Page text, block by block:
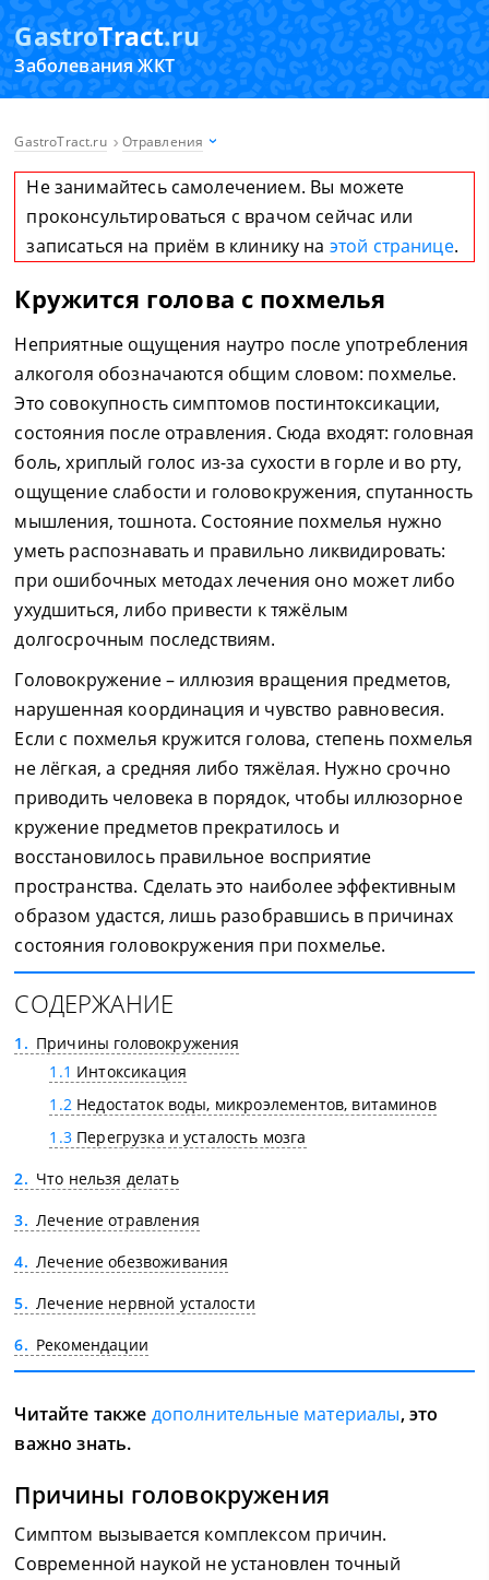
GastroTract.ru
Заболевания ЖКТ
GastroTract.ru Отравления
Не занимайтесь самолечением. Вы можете
проконсультироваться с врачом сейчас или
записаться на приём в клинику на этой странице.
Кружится голова с похмелья
Неприятные ощущения наутро после употребления
алкоголя обозначаются общим словом: похмелье.
Это совокупность симптомов постинтоксикации,
состояния после отравления. Сюда входят: головная
боль, хриплый голос из-за сухости в горле и во рту,
ощущение слабости и головокружения, спутанность
мышления, тошнота. Состояние похмелья нужно
уметь распознавать и правильно ликвидировать:
при ошибочных методах лечения оно может либо
ухудшиться, либо привести к тяжёлым
долгосрочным последствиям.
Головокружение – иллюзия вращения предметов,
нарушенная координация и чувство равновесия.
Если с похмелья кружится голова, степень похмелья
не лёгкая, а средняя либо тяжёлая. Нужно срочно
приводить человека в порядок, чтобы иллюзорное
кружение предметов прекратилось и
восстановилось правильное восприятие
пространства. Сделать это наиболее эффективным
образом удастся, лишь разобравшись в причинах
состояния головокружения при похмелье.
СОДЕРЖАНИЕ
1
Причины головокружения
1.1 Интоксикация
1.2Недостаток воды, микроэлементов, витаминов
1.3Перегрузка и усталость мозга
2
Что нельзя делать
3
Лечение отравления
4
Лечение обезвоживания
5
Лечение нервной усталости
6
Рекомендации
Читайте также дополнительные материалы, это
важно знать.
Причины головокружения
Симптом вызывается комплексом причин.
Современной наукой не установлен точный